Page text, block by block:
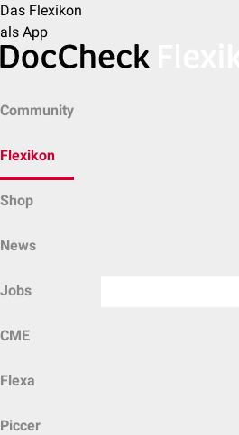
Das Flexikon
als App
Community
Flexikon
Shop
News
Jobs
CME
Flexa
Piccer